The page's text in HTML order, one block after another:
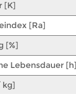
[K]
[Ra]
[%]
Lebensdauer [h]